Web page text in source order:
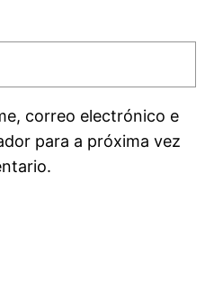
correo electrónico e
para a próxima vez